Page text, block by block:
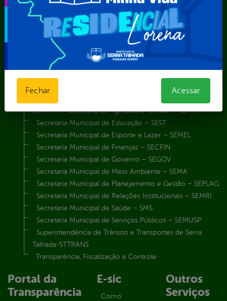
Obras e Infraestrutura
Procuradoria Geral do Município
Secretaria de Comunicação Social e Audiovisual
Secretaria de Desenvolvimento Econômico e Turismo
Secretaria de Iluminação Pública e Energia Elétrica
Secretaria Municipal de Administração – SAD
SEMARH / Secretaria de Agricultura Familiar – SEMAF
Secretaria Municipal de Educação – SEST
Secretaria Municipal de Esporte e Lazer – SEMEL
Secretaria Municipal de Finanças – SECFIN
Secretaria Municipal de Governo – SEGOV
Secretaria Municipal de Meio Ambiente – SEMA
Secretaria Municipal de Planejamento e Gestão – SEPLAG
Secretaria Municipal de Relações Institucionais – SEMRI
Secretaria Municipal de Saúde – SMS
Secretaria Municipal de Serviços Públicos – SEMUSP
Superintendência de Trânsito e Transportes de Serra
Talhada-STTRANS
Transparência, Fiscalização e Controle
Portal da
Transparência
E-sic
Como
Outros
Serviços
Fechar Acessar